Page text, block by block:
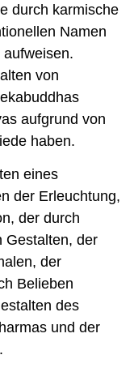
durch karmische
Namen
von
aufgrund von
haben.
eines
der Erleuchtung,
der durch
Gestalten, der
der
Belieben
des
und der